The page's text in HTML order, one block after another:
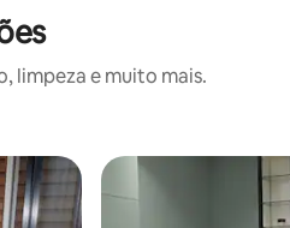
limpeza e muito mais.